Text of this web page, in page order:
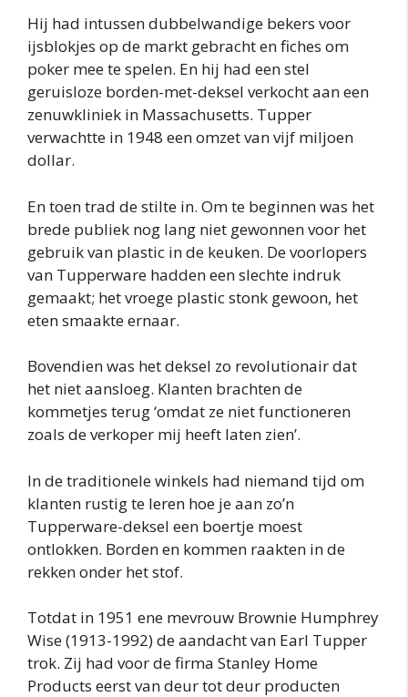
Hij had intussen dubbelwandige bekers voor
ijsblokjes op de markt gebracht en fiches om
poker mee te spelen. En hij had een stel
geruisloze borden-met-deksel verkocht aan een
zenuwkliniek in Massachusetts. Tupper
verwachtte in 1948 een omzet van vijf miljoen
dollar.
En toen trad de stilte in. Om te beginnen was het
brede publiek nog lang niet gewonnen voor het
gebruik van plastic in de keuken. De voorlopers
van Tupperware hadden een slechte indruk
gemaakt; het vroege plastic stonk gewoon, het
eten smaakte ernaar.
Bovendien was het deksel zo revolutionair dat
het niet aansloeg. Klanten brachten de
kommetjes terug ‘omdat ze niet functioneren
zoals de verkoper mij heeft laten zien’.
In de traditionele winkels had niemand tijd om
klanten rustig te leren hoe je aan zo’n
Tupperware-deksel een boertje moest
ontlokken. Borden en kommen raakten in de
rekken onder het stof.
Totdat in 1951 ene mevrouw Brownie Humphrey
Wise (1913-1992) de aandacht van Earl Tupper
trok. Zij had voor de firma Stanley Home
Products eerst van deur tot deur producten